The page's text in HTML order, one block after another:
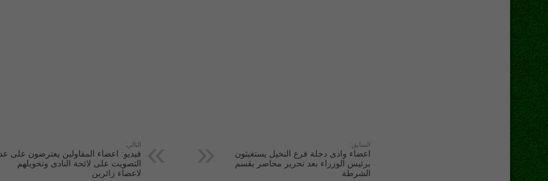
السابق:
اعضاء وادى دجلة فرع النخيل يستغيثون
برئيس الوزراء بعد تحرير محاضر بقسم
الشرطة
التالي:
فيديو: اعضاء المقاولين يعترضون على
التصويت على لائحة النادى وتحويلهم
لاعضاء زائرين